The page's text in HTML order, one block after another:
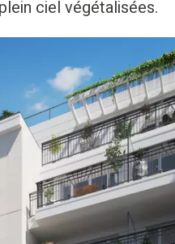
ciel végétalisées.